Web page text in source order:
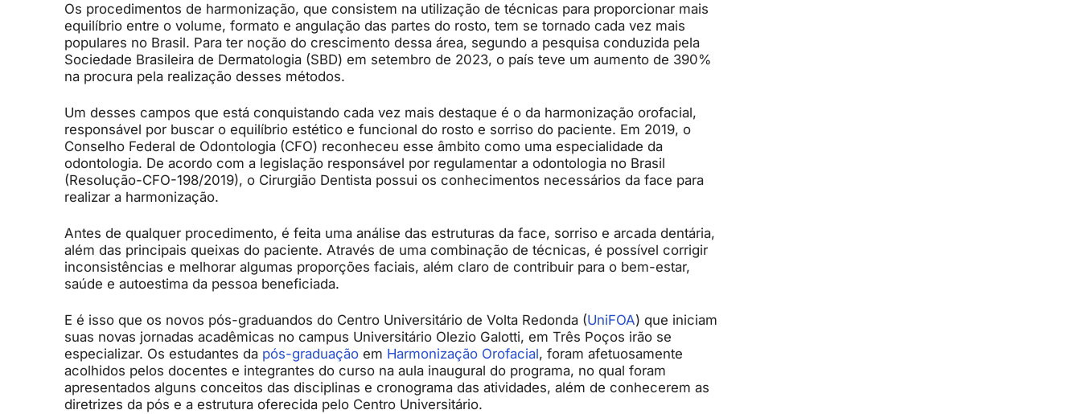
Os procedimentos de harmonização, que consistem na utilização de técnicas para proporcionar mais
equilíbrio entre o volume, formato e angulação das partes do rosto, tem se tornado cada vez mais
populares no Brasil. Para ter noção do crescimento dessa área, segundo a pesquisa conduzida pela
Sociedade Brasileira de Dermatologia (SBD) em setembro de 2023, o país teve um aumento de 390%
na procura pela realização desses métodos.
Um desses campos que está conquistando cada vez mais destaque é o da harmonização orofacial,
responsável por buscar o equilíbrio estético e funcional do rosto e sorriso do paciente. Em 2019, o
Conselho Federal de Odontologia (CFO) reconheceu esse âmbito como uma especialidade da
odontologia. De acordo com a legislação responsável por regulamentar a odontologia no Brasil
(Resolução-CFO-198/2019), o Cirurgião Dentista possui os conhecimentos necessários da face para
realizar a harmonização.
Antes de qualquer procedimento, é feita uma análise das estruturas da face, sorriso e arcada dentária,
além das principais queixas do paciente. Através de uma combinação de técnicas, é possível corrigir
inconsistências e melhorar algumas proporções faciais, além claro de contribuir para o bem-estar,
saúde e autoestima da pessoa beneficiada.
E é isso que os novos pós-graduandos do Centro Universitário de Volta Redonda (UniFOA) que iniciam
suas novas jornadas acadêmicas no campus Universitário Olezio Galotti, em Três Poços irão se
especializar. Os estudantes da pós-graduação em Harmonização Orofacial, foram afetuosamente
acolhidos pelos docentes e integrantes do curso na aula inaugural do programa, no qual foram
apresentados alguns conceitos das disciplinas e cronograma das atividades, além de conhecerem as
diretrizes da pós e a estrutura oferecida pelo Centro Universitário.